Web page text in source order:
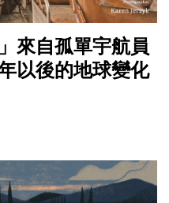
來自孤單宇航員
以後的地球變化